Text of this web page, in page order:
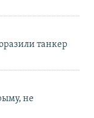
танкер
не